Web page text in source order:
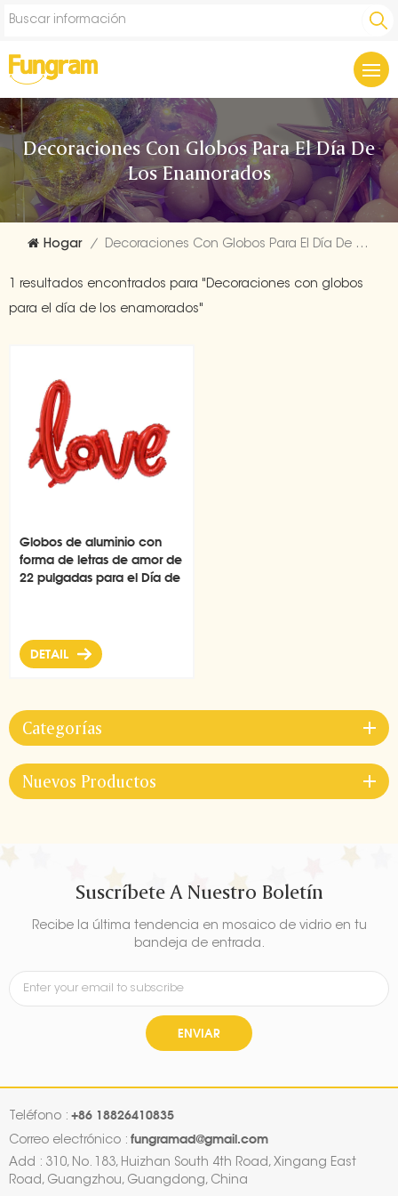
Decoraciones Con Globos Para El Día De
Los Enamorados
Hogar / Decoraciones Con Globos Para El Día De Los Enamorados
1 resultados encontrados para "Decoraciones con globos
para el día de los enamorados"
Globos de aluminio con
forma de letras de amor de
22 pulgadas para el Día de
DETAIL
Categorías
Nuevos Productos
Suscríbete A Nuestro Boletín
Recibe la última tendencia en mosaico de vidrio en tu
bandeja de entrada.
ENVIAR
Teléfono : +86 18826410835
Correo electrónico : fungramad@gmail.com
Add : 310, No. 183, Huizhan South 4th Road, Xingang East
Road, Guangzhou, Guangdong, China